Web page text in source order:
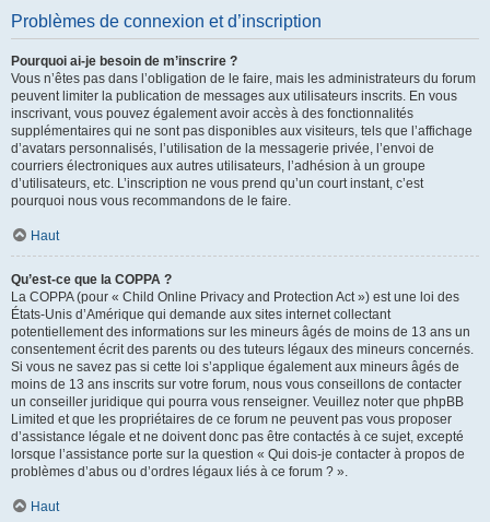
Problèmes de connexion et d’inscription
Pourquoi ai-je besoin de m’inscrire ?
Vous n’êtes pas dans l’obligation de le faire, mais les administrateurs du forum
peuvent limiter la publication de messages aux utilisateurs inscrits. En vous
inscrivant, vous pouvez également avoir accès à des fonctionnalités
supplémentaires qui ne sont pas disponibles aux visiteurs, tels que l’affichage
d’avatars personnalisés, l’utilisation de la messagerie privée, l’envoi de
courriers électroniques aux autres utilisateurs, l’adhésion à un groupe
d’utilisateurs, etc. L’inscription ne vous prend qu’un court instant, c’est
pourquoi nous vous recommandons de le faire.
Haut
Qu’est-ce que la COPPA ?
La COPPA (pour « Child Online Privacy and Protection Act ») est une loi des
États-Unis d’Amérique qui demande aux sites internet collectant
potentiellement des informations sur les mineurs âgés de moins de 13 ans un
consentement écrit des parents ou des tuteurs légaux des mineurs concernés.
Si vous ne savez pas si cette loi s’applique également aux mineurs âgés de
moins de 13 ans inscrits sur votre forum, nous vous conseillons de contacter
un conseiller juridique qui pourra vous renseigner. Veuillez noter que phpBB
Limited et que les propriétaires de ce forum ne peuvent pas vous proposer
d’assistance légale et ne doivent donc pas être contactés à ce sujet, excepté
lorsque l’assistance porte sur la question « Qui dois-je contacter à propos de
problèmes d’abus ou d’ordres légaux liés à ce forum ? ».
Haut